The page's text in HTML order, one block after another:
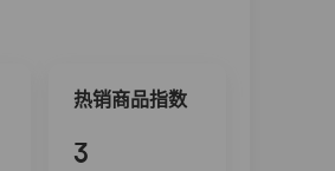
热销商品指数
3